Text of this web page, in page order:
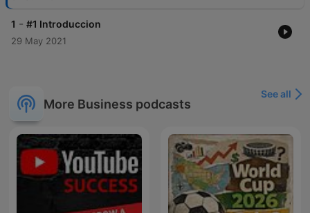
1 - #1 Introduccion
29 May 2021
More Business podcasts
See all